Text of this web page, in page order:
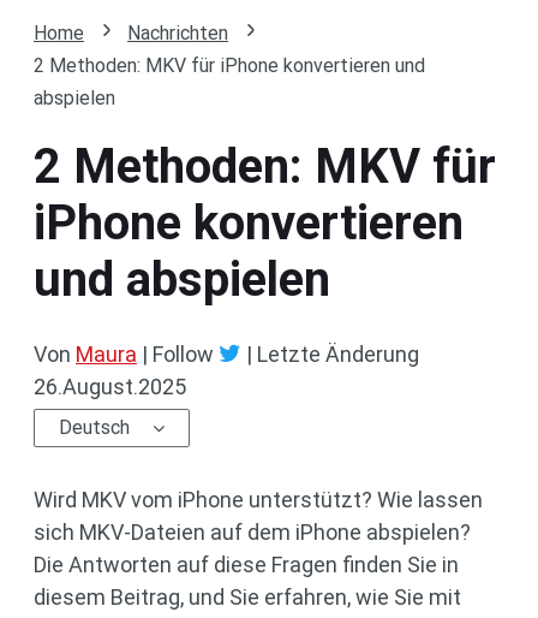
Home
Nachrichten
2 Methoden: MKV für iPhone konvertieren und
abspielen
2 Methoden: MKV für
iPhone konvertieren
und abspielen
Von Maura | Follow | Letzte Änderung
26.August.2025
Deutsch
Wird MKV vom iPhone unterstützt? Wie lassen
sich MKV-Dateien auf dem iPhone abspielen?
Die Antworten auf diese Fragen finden Sie in
diesem Beitrag, und Sie erfahren, wie Sie mit